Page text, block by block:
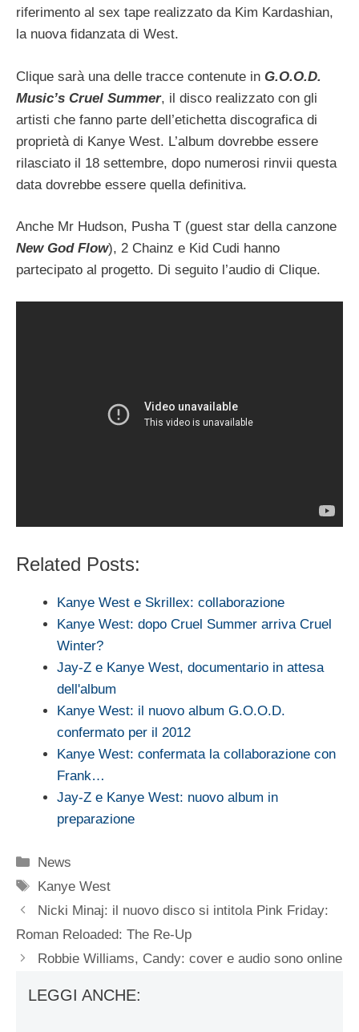
riferimento al sex tape realizzato da Kim Kardashian,
la nuova fidanzata di West.
Clique sarà una delle tracce contenute in G.O.O.D.
Music’s Cruel Summer, il disco realizzato con gli
artisti che fanno parte dell’etichetta discografica di
proprietà di Kanye West. L’album dovrebbe essere
rilasciato il 18 settembre, dopo numerosi rinvii questa
data dovrebbe essere quella definitiva.
Anche Mr Hudson, Pusha T (guest star della canzone
New God Flow), 2 Chainz e Kid Cudi hanno
partecipato al progetto. Di seguito l’audio di Clique.
Related Posts:
Kanye West e Skrillex: collaborazione
Kanye West: dopo Cruel Summer arriva Cruel
Winter?
Jay-Z e Kanye West, documentario in attesa
dell'album
Kanye West: il nuovo album G.O.O.D.
confermato per il 2012
Kanye West: confermata la collaborazione con
Frank…
Jay-Z e Kanye West: nuovo album in
preparazione
Categorie
News
Tag
Kanye West
Nicki Minaj: il nuovo disco si intitola Pink Friday:
Roman Reloaded: The Re-Up
Robbie Williams, Candy: cover e audio sono online
LEGGI ANCHE: